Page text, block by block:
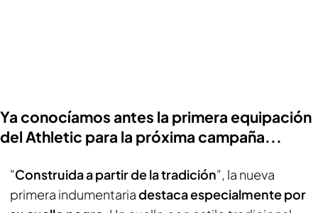
Ya conocíamos antes la primera equipación
del Athletic para la próxima campaña...
"Construida a partir de la tradición", la nueva
primera indumentariadestaca especialmente por